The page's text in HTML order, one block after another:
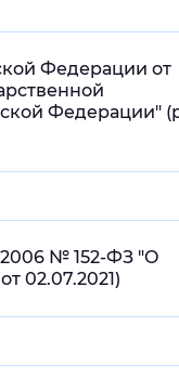
Федерации от
Федерации"
№ 152-ФЗ "О
02.07.2021)